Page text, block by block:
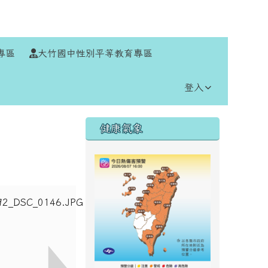
區 大竹國中性別平等教育專區
登入
右邊區域內容
健康氣象